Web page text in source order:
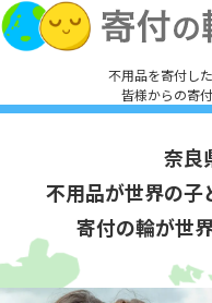
不用品を寄付し
皆様からの寄
奈良
不用品が世界の子
寄付の輪が世